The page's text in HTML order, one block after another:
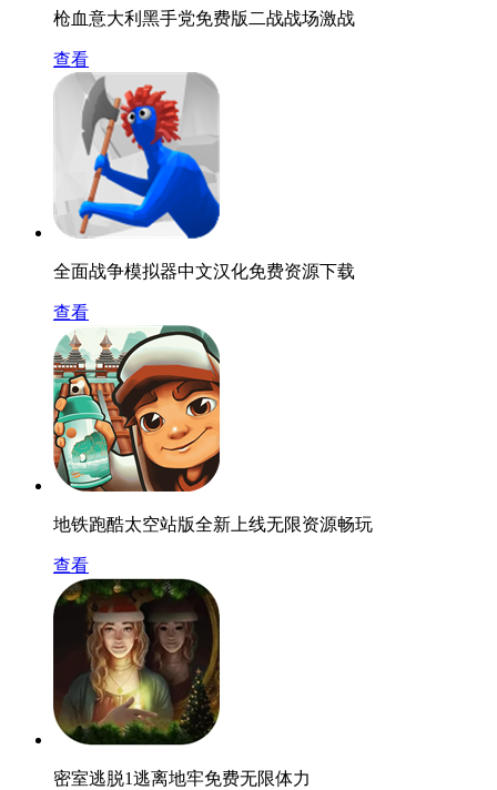
枪血意大利黑手党免费版二战战场激战
查看
全面战争模拟器中文汉化免费资源下载
查看
地铁跑酷太空站版全新上线无限资源畅玩
查看
密室逃脱1逃离地牢免费无限体力